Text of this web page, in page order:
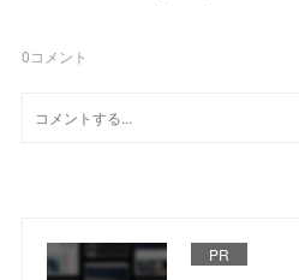
0コメント
PR